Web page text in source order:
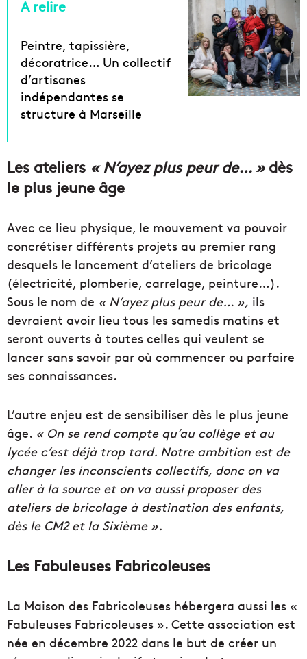
A relire
Peintre, tapissière,
décoratrice… Un collectif
d’artisanes
indépendantes se
structure à Marseille
Les ateliers « N’ayez plus peur de… » dès
le plus jeune âge
Avec ce lieu physique, le mouvement va pouvoir
concrétiser différents projets au premier rang
desquels le lancement d’ateliers de bricolage
(électricité, plomberie, carrelage, peinture…).
Sous le nom de « N’ayez plus peur de… », ils
devraient avoir lieu tous les samedis matins et
seront ouverts à toutes celles qui veulent se
lancer sans savoir par où commencer ou parfaire
ses connaissances.
L’autre enjeu est de sensibiliser dès le plus jeune
âge. « On se rend compte qu’au collège et au
lycée c’est déjà trop tard. Notre ambition est de
changer les inconscients collectifs, donc on va
aller à la source et on va aussi proposer des
ateliers de bricolage à destination des enfants,
dès le CM2 et la Sixième ».
Les Fabuleuses Fabricoleuses
La Maison des Fabricoleuses hébergera aussi les «
Fabuleuses Fabricoleuses ». Cette association est
née en décembre 2022 dans le but de créer un